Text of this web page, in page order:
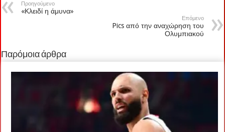
Προηγούμενο
«Κλειδί η άμυνα»
Επόμενο
Pics από την αναχώρηση του
Ολυμπιακού
Παρόμοια άρθρα